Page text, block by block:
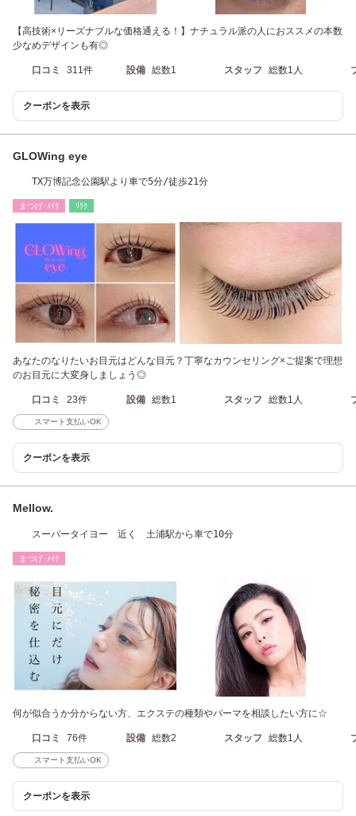
【高技術×リーズナブルな価格通える！】ナチュラル派の人におススメの本数
少なめデザインも有◎
口コミ 311件 設備 総数1 スタッフ 総数1人
クーポンを表示
GLOWing eye
TX万博記念公園駅より車で5分/徒歩21分
まつげ･ﾒｲｸ ﾘﾗｸ
あなたのなりたいお目元はどんな目元？丁寧なカウンセリング×ご提案で理想
のお目元に大変身しましょう◎
口コミ 23件 設備 総数1 スタッフ 総数1人
スマート支払いOK
クーポンを表示
Mellow.
スーパータイヨー 近く 土浦駅から車で10分
まつげ･ﾒｲｸ
何が似合うか分からない方、エクステの種類やパーマを相談したい方に☆
口コミ 76件 設備 総数2 スタッフ 総数1人
スマート支払いOK
クーポンを表示